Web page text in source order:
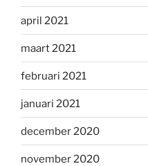
april 2021
maart 2021
februari 2021
januari 2021
december 2020
november 2020